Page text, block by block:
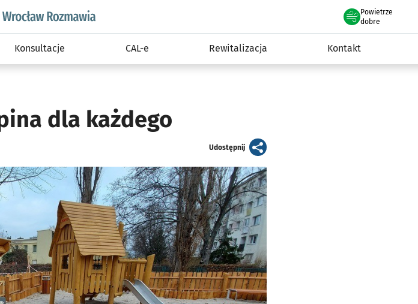
wroclaw.pl podserwis: Rozmawia
Powietrze
we Wrocławiu
dobre
Konsultacje CAL-e Rewitalizacja Kontakt
dla każdego
Udostępnijartykuł